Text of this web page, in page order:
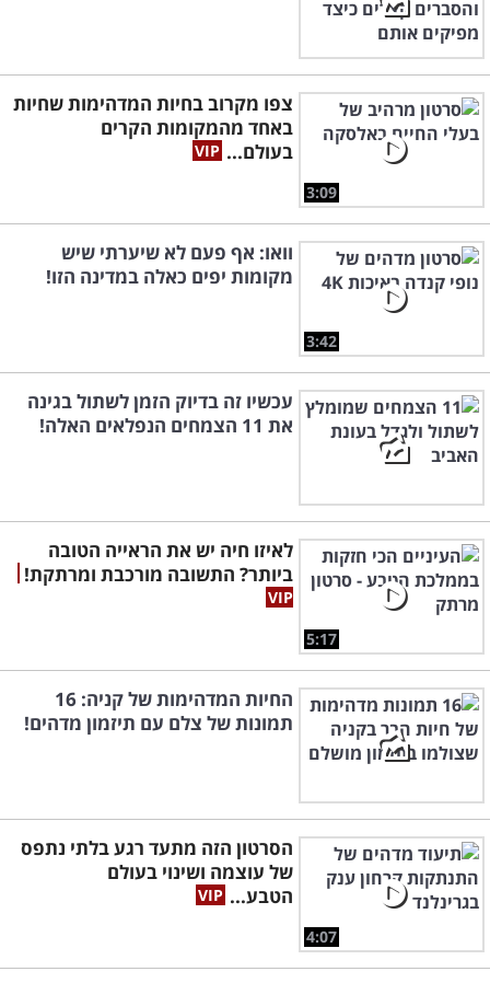
3:09
צפו מקרוב בחיות המדהימות שחיות
באחד מהמקומות הקרים
בעולם...
3:42
וואו: אף פעם לא שיערתי שיש
מקומות יפים כאלה במדינה הזו!
עכשיו זה בדיוק הזמן לשתול בגינה
את 11 הצמחים הנפלאים האלה!
5:17
לאיזו חיה יש את הראייה הטובה
ביותר? התשובה מורכבת ומרתקת!
החיות המדהימות של קניה: 16
תמונות של צלם עם תיזמון מדהים!
4:07
הסרטון הזה מתעד רגע בלתי נתפס
של עוצמה ושינוי בעולם
הטבע...